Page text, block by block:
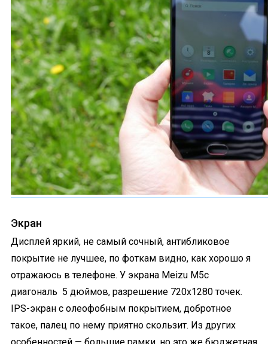
Экран
Дисплей яркий, не самый сочный, антибликовое
покрытие не лучшее, по фоткам видно, как хорошо я
отражаюсь в телефоне. У экрана Meizu M5c
диагональ 5 дюймов, разрешение 720х1280 точек.
IPS-экран с олеофобным покрытием, добротное
такое, палец по нему приятно скользит. Из других